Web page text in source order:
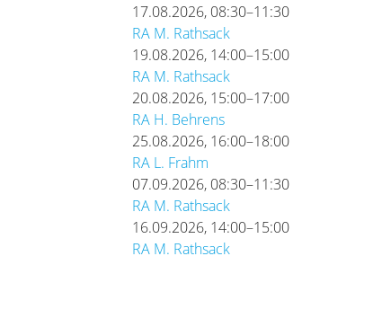
17.08.2026, 08:30–11:30
RA M. Rathsack
19.08.2026, 14:00–15:00
RA M. Rathsack
20.08.2026, 15:00–17:00
RA H. Behrens
25.08.2026, 16:00–18:00
RA L. Frahm
07.09.2026, 08:30–11:30
RA M. Rathsack
16.09.2026, 14:00–15:00
RA M. Rathsack